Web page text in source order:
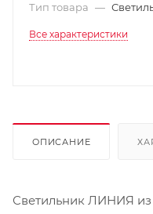
Тип товара —
Все характеристики
ОПИСАНИЕ
Светильник ЛИНИЯ